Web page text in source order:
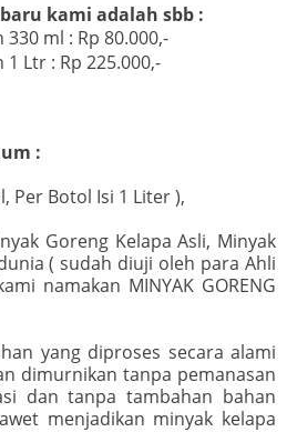
kami adalah sbb :
330 ml : Rp 80.000,-
1 Ltr : Rp 225.000,-
:
Per Botol Isi 1 Liter ),
Goreng Kelapa Asli, Minyak
( sudah diuji oleh para Ahli
namakan MINYAK GORENG
yang diproses secara alami
dimurnikan tanpa pemanasan
dan tanpa tambahan bahan
menjadikan minyak kelapa